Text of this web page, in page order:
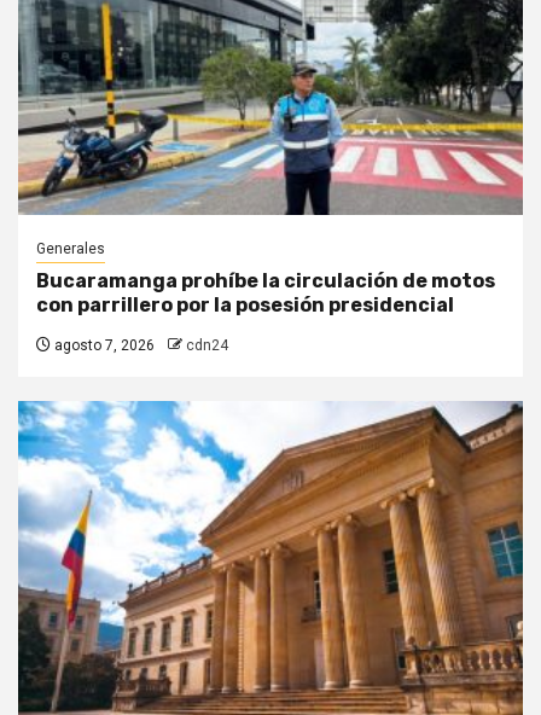
Generales
Bucaramanga prohíbe la circulación de motos
con parrillero por la posesión presidencial
agosto 7, 2026 cdn24